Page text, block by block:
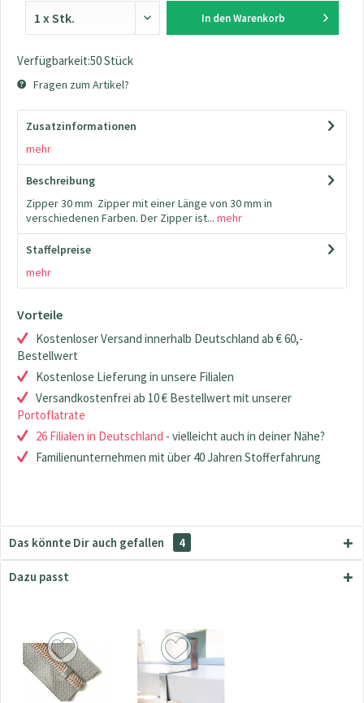
In den Warenkorb
Verfügbarkeit:50 Stück
Fragen zum Artikel?
Zusatzinformationen
mehr
Beschreibung
Zipper 30 mm Zipper mit einer Länge von 30 mm in
verschiedenen Farben. Der Zipper ist... mehr
Staffelpreise
mehr
Vorteile
Kostenloser Versand innerhalb Deutschland ab € 60,-
Bestellwert
Kostenlose Lieferung in unsere Filialen
Versandkostenfrei ab 10 € Bestellwert mit unserer
Portoflatrate
26 Filialen in Deutschland - vielleicht auch in deiner Nähe?
Familienunternehmen mit über 40 Jahren Stofferfahrung
Das könnte Dir auch gefallen 4
Dazu passt